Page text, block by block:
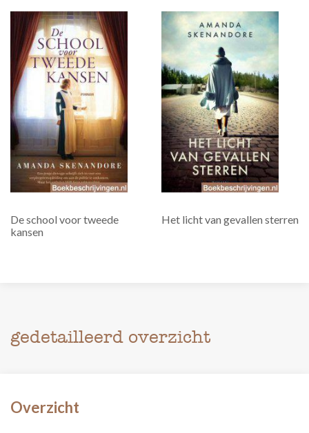
De school voor tweede
kansen
Het licht van gevallen sterren
gedetailleerd overzicht
Overzicht